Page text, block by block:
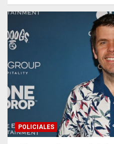
POLICIALES